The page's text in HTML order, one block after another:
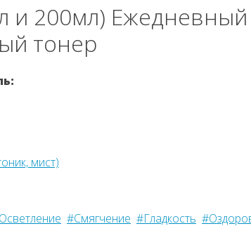
и 200мл) Ежедневный
тонер
мист)
#Смягчение #Гладкость